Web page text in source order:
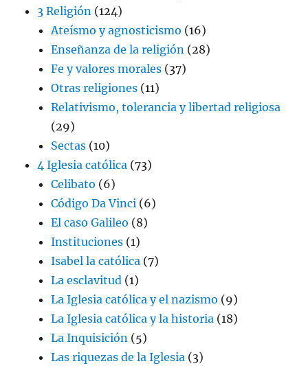
3 Religión (124)
Ateísmo y agnosticismo (16)
Enseñanza de la religión (28)
Fe y valores morales (37)
Otras religiones (11)
Relativismo, tolerancia y libertad religiosa
(29)
Sectas (10)
4 Iglesia católica (73)
Celibato (6)
Código Da Vinci (6)
El caso Galileo (8)
Instituciones (1)
Isabel la católica (7)
La esclavitud (1)
La Iglesia católica y el nazismo (9)
La Iglesia católica y la historia (18)
La Inquisición (5)
Las riquezas de la Iglesia (3)